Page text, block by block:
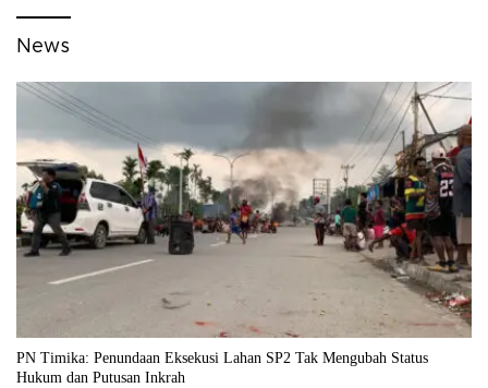
News
PN Timika: Penundaan Eksekusi Lahan SP2 Tak Mengubah Status
Hukum dan Putusan Inkrah